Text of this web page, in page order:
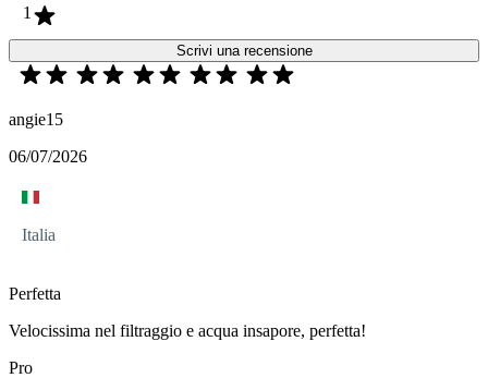
1
Scrivi una recensione
angie15
06/07/2026
Italia
Perfetta
Velocissima nel filtraggio e acqua insapore, perfetta!
Pro